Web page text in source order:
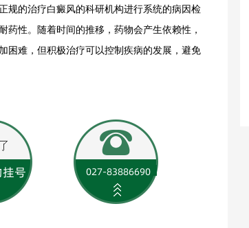
规的治疗白癜风的科研机构进行系统的病因检
性。随着时间的推移，药物会产生依赖性，
困难，但积极治疗可以控制疾病的发展，避免